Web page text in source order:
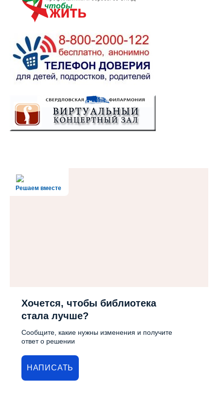
Решаем вместе
Хочется, чтобы библиотека
стала лучше?
Сообщите, какие нужны изменения и получите
ответ о решении
НАПИСАТЬ